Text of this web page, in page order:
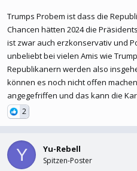
Trumps Probem ist dass die
Chancen hätten 2024 die
ist zwar auch erzkonservativ und
unbeliebt bei vielen Amis wie
Republikanern werden also
können es noch nicht offen
angegefriffen und das kann die
2
Y Yu-Rebell
Spitzen-Poster